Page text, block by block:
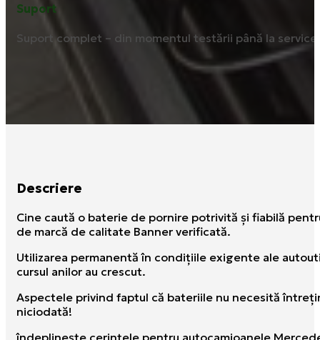
Suport
Suport complet – din momentul testării până la
Descriere
Cine caută o baterie de pornire potrivită şi fiabilă
de marcă de calitate Banner verificată.
Utilizarea permanentă în condiţiile exigente ale
cursul anilor au crescut.
Aspectele privind faptul că bateriile nu necesită
niciodată!